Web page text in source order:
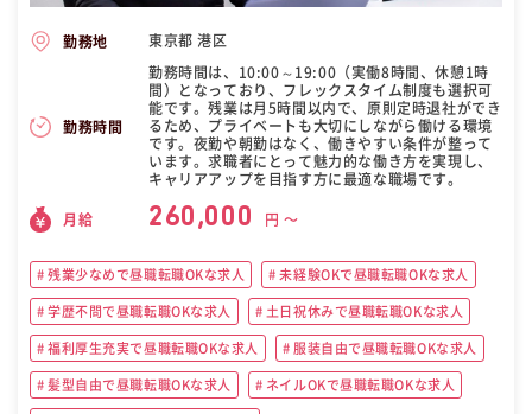
勤務地 東京都 港区
勤務時間
勤務時間は、10:00～19:00（実働8時間、休憩1時
間）となっており、フレックスタイム制度も選択可
能です。残業は月5時間以内で、原則定時退社ができ
るため、プライベートも大切にしながら働ける環境
です。夜勤や朝勤はなく、働きやすい条件が整って
います。求職者にとって魅力的な働き方を実現し、
キャリアアップを目指す方に最適な職場です。
月給 260,000 円 〜
残業少なめで昼職転職OKな求人 未経験OKで昼職転職OKな求人
学歴不問で昼職転職OKな求人 土日祝休みで昼職転職OKな求人
福利厚生充実で昼職転職OKな求人 服装自由で昼職転職OKな求人
髪型自由で昼職転職OKな求人 ネイルOKで昼職転職OKな求人